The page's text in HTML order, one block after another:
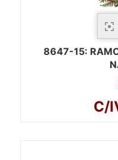
8647-15:
C/